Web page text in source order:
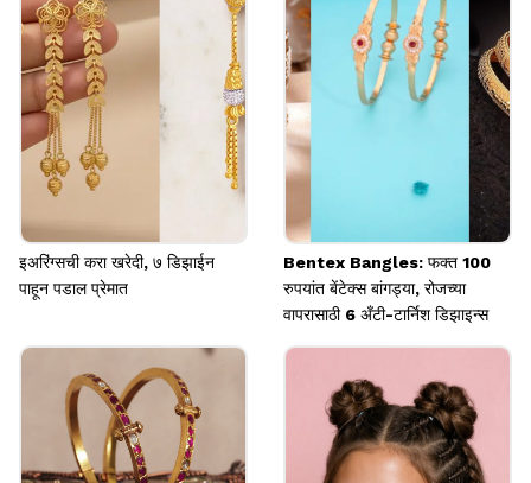
दाखवून स्टायलिश आणि क्लासी लूक देतात.
Image credits: pinterest
इअरिंग्सची करा खरेदी, ७ डिझाईन
पाहून पडाल प्रेमात
Bentex Bangles: फक्त 100
रुपयांत बेंटेक्स बांगड्या, रोजच्या
वापरासाठी 6 अँटी-टार्निश डिझाइन्स